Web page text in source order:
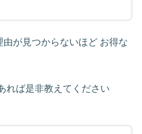
が見つからないほど お得な
れば是非教えてください